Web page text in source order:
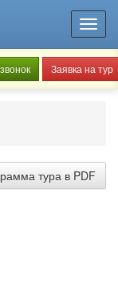
Заявка на тур
тура в PDF